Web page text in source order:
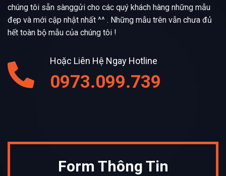
chúng tôi sẵn sànggửi cho các quý khách hàng những mẫu
đẹp và mới cập nhật nhất ^^ . Những mẫu trên vẫn chưa đủ
hết toàn bộ mẫu của chúng tôi !
Hoặc Liên Hệ Ngay Hotline
0973.099.739
Form Thông Tin